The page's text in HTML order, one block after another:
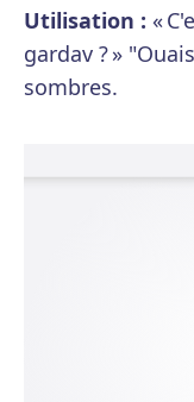
Utilisation : «
gardav ? »
sombres.